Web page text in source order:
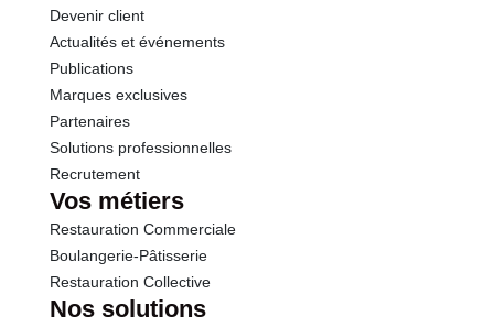
Calcium
Devenir client
Actualités et événements
Publications
Marques exclusives
Partenaires
Solutions professionnelles
Recrutement
Vos métiers
Restauration Commerciale
Boulangerie-Pâtisserie
Restauration Collective
Nos solutions